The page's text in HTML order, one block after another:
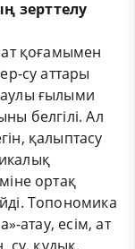
зерттелу
қоғамымен
су аттары
ғылыми
белгілі. Ал
қалыптасу
ортақ
Топономика
атау, есім, ат
су, құдық,